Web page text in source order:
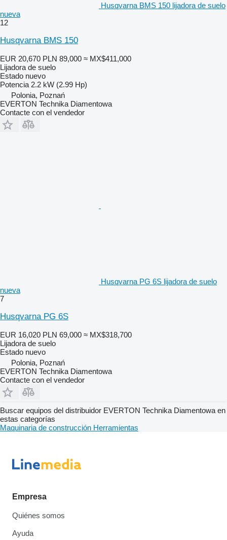
Husqvarna BMS 150 lijadora de suelo
nueva
12
Husqvarna BMS 150
EUR 20,670 PLN 89,000 ≈ MX$411,000
Lijadora de suelo
Estado nuevo
Potencia 2.2 kW (2.99 Hp)
Polonia, Poznań
EVERTON Technika Diamentowa
Contacte con el vendedor
Husqvarna PG 6S lijadora de suelo
nueva
7
Husqvarna PG 6S
EUR 16,020 PLN 69,000 ≈ MX$318,700
Lijadora de suelo
Estado nuevo
Polonia, Poznań
EVERTON Technika Diamentowa
Contacte con el vendedor
Buscar equipos del distribuidor EVERTON Technika Diamentowa en
estas categorías
Maquinaria de construcción Herramientas
Empresa
Quiénes somos
Ayuda